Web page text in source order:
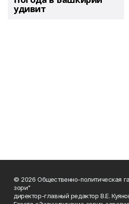
удивит
© 2026 Общественно-политическая
зори"
директор-главный редактор В.Е.